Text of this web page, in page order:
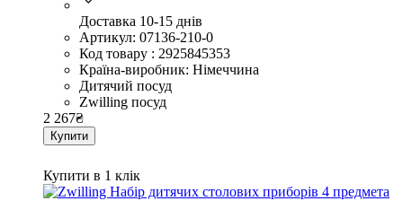
Доставка 10-15 днів
Артикул: 07136-210-0
Код товару : 2925845353
Країна-виробник: Німеччина
Дитячий посуд
Zwilling посуд
2 267₴
Купити
Купити в 1 клік